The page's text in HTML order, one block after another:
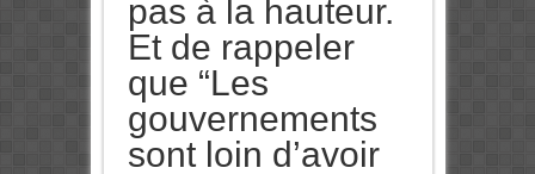
pas à la hauteur.
Et de rappeler
que “Les
gouvernements
sont loin d’avoir